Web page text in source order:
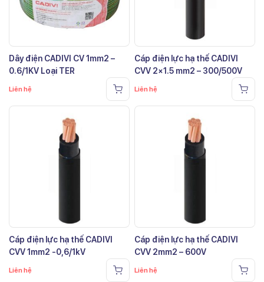
Dây điện CADIVI CV 1mm2 –
0.6/1KV Loại TER
Liên hệ
Cáp điện lực hạ thế CADIVI
CVV 2×1.5 mm2 – 300/500V
Liên hệ
Cáp điện lực hạ thế CADIVI
CVV 1mm2 -0,6/1kV
Liên hệ
Cáp điện lực hạ thế CADIVI
CVV 2mm2 – 600V
Liên hệ